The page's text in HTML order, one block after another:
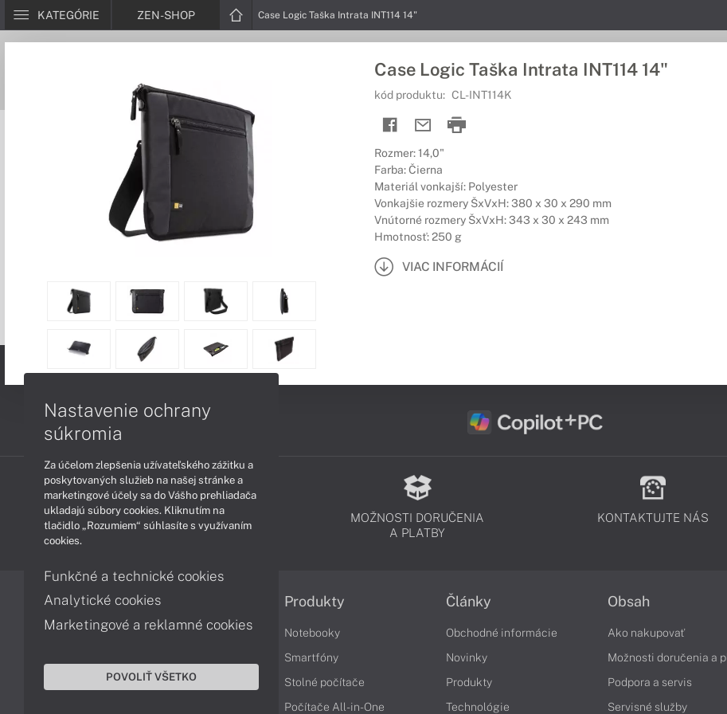
KATEGÓRIE ZEN-SHOP Case Logic Taška Intrata INT114 14"
Case Logic Taška Intrata INT114 14"
kód produktu: CL-INT114K
Rozmer: 14,0"
Farba: Čierna
Materiál vonkajší: Polyester
Vonkajšie rozmery ŠxVxH: 380 x 30 x 290 mm
Vnútorné rozmery ŠxVxH: 343 x 30 x 243 mm
Hmotnosť: 250 g
VIAC INFORMÁCIÍ
PODPORA A SERVIS
MOŽNOSTI DORUČENIA
A PLATBY
KONTAKTUJTE NÁS
Informácie
Obchodné podmienky
Ochrana osobných údajov
Produkty
Notebooky
Smartfóny
Stolné počítače
Počítače All-in-One
Články
Obchodné informácie
Novinky
Produkty
Technológie
Obsah
Ako nakupovať
Možnosti doručenia a
Podpora a servis
Servisné služby
Nastavenie ochrany
súkromia
Za účelom zlepšenia užívateľského zážitku a
poskytovaných služieb na našej stránke a
marketingové účely sa do Vášho prehliadača
ukladajú súbory cookies. Kliknutím na
tlačidlo „Rozumiem“ súhlasíte s využívaním
cookies.
Funkčné a technické cookies
Analytické cookies
Marketingové a reklamné cookies
POVOLIŤ VŠETKO